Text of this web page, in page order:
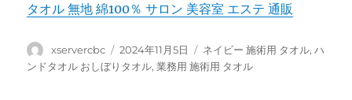
タオル 無地 綿100％ サロン 美容室 エステ 通販
投
稿
xservercbc
投
稿
2024年11月5日
カ
テ
ネイビー 施術用 タオル,ハ
ンドタオル おしぼりタオル,業務用 施術用 タオル